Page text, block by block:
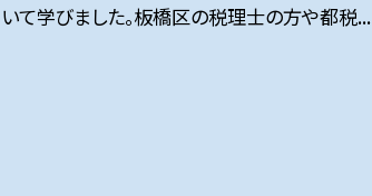
いて学びました。板橋区の税理士の方や都税...